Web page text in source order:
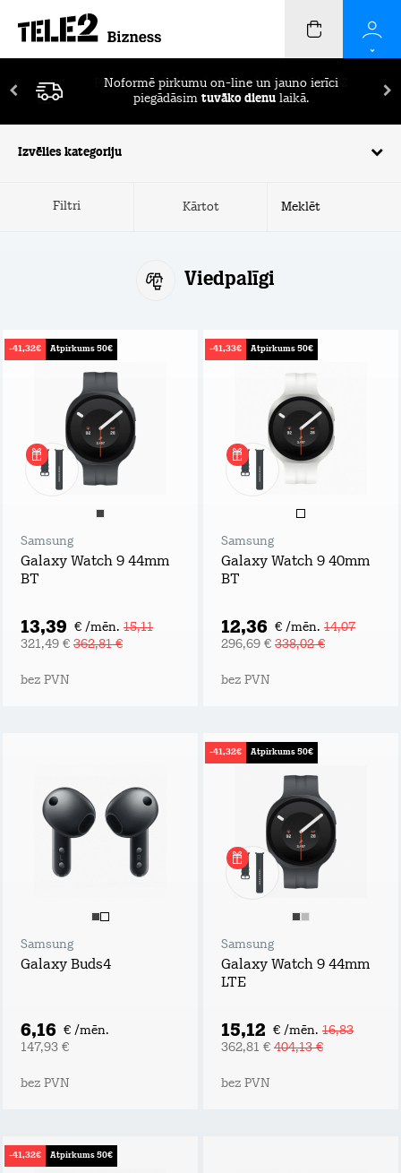
Pirmos 2 mēnešus ierīču apdrošināšanaBEZ
MAKSAS!
Izvēlies kategoriju
Filtri Kārtot
Viedpalīgi
-41,32€ Atpirkums 50€
Samsung
Galaxy Watch 9 44mm
BT
13,39 € /mēn. 15,11
321,49 € 362,81 €
bez PVN
-41,33€ Atpirkums 50€
Samsung
Galaxy Watch 9 40mm
BT
12,36 € /mēn. 14,07
296,69 € 338,02 €
bez PVN
Samsung
Galaxy Buds4
6,16 € /mēn.
147,93 €
bez PVN
-41,32€ Atpirkums 50€
Samsung
Galaxy Watch 9 44mm
LTE
15,12 € /mēn. 16,83
362,81 € 404,13 €
bez PVN
-41,32€ Atpirkums 50€